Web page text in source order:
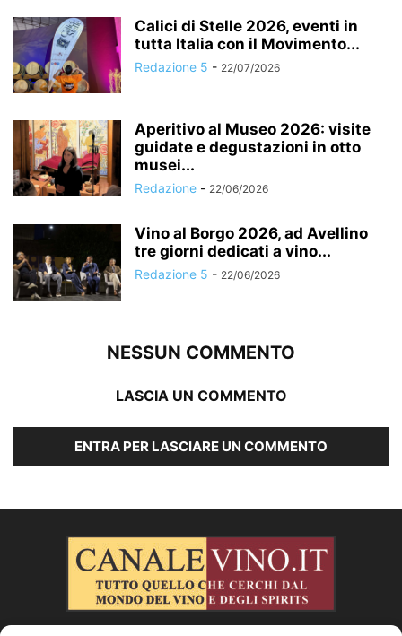
Calici di Stelle 2026, eventi in
tutta Italia con il Movimento...
Redazione 5 - 22/07/2026
Aperitivo al Museo 2026: visite
guidate e degustazioni in otto
musei...
Redazione - 22/06/2026
Vino al Borgo 2026, ad Avellino
tre giorni dedicati a vino...
Redazione 5 - 22/06/2026
NESSUN COMMENTO
LASCIA UN COMMENTO
ENTRA PER LASCIARE UN COMMENTO